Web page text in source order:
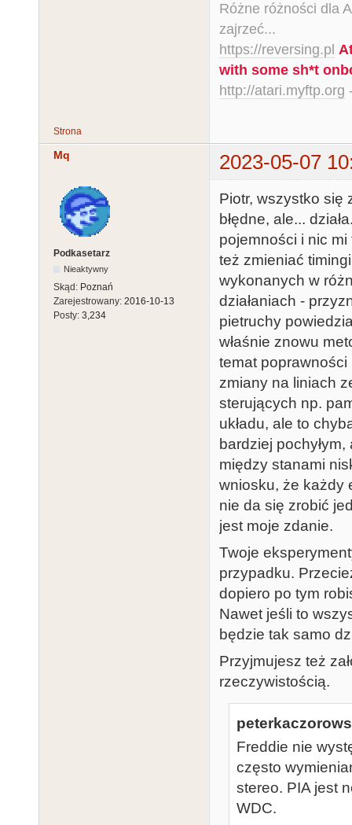
Różne różności dla
zajrzeć...
https://reversing.pl
with some sh*t
http://atari.myftp.org
Strona
Mq 2023-05-07
Podkasetarz
Nieaktywny
Skąd: Poznań
Zarejestrowany: 2016-10-13
Posty: 3,234
Piotr, wszystko się
błędne, ale...
pojemności i nic mi
też zmieniać
wykonanych w
działaniach -
pietruchy
właśnie znowu
temat poprawności
zmiany na liniach
sterujących np.
układu, ale to
bardziej
między stanami
wniosku, że każdy
nie da się zrobić
jest moje zdanie.
Twoje
przypadku.
dopiero po tym
Nawet jeśli to
będzie tak samo
Przyjmujesz też
rzeczywistością.
Freddie nie
często
stereo. PIA jest
WDC.